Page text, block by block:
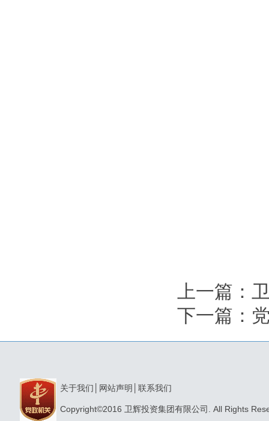
上一篇：
下一篇：
关于我们 网站声明 联系我们
Copyright©2016 卫辉投资集团有限公司. All Rights